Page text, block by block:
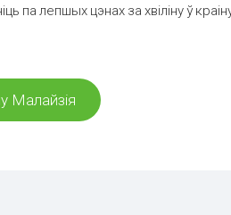
лепшых цэнах за хвіліну ў
Малайзія